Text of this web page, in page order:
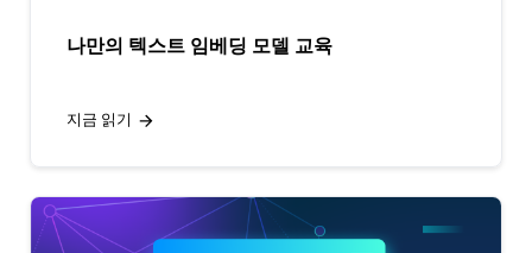
나만의 텍스트 임베딩 모델 교육
지금 읽기